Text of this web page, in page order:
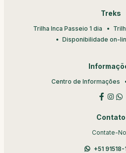
Treks
Trilha Inca Passeio 1 dia
Disponibilidade on-
Centro de Informações
Contato
Contate-
+51 91518-